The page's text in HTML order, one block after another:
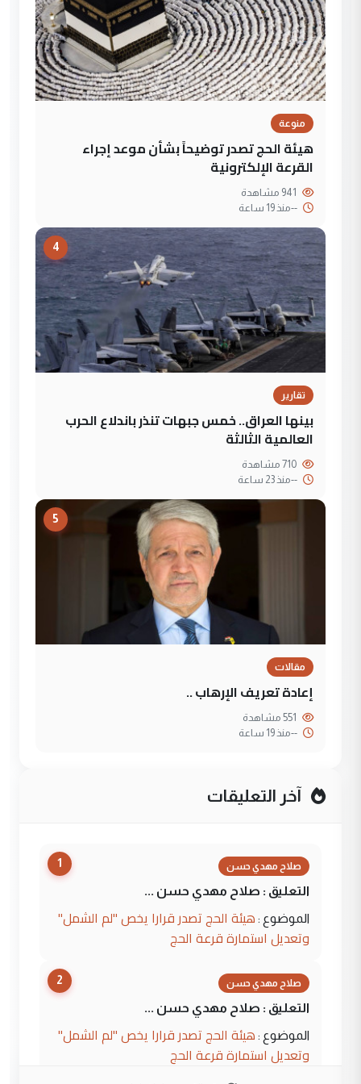
منوعة
هيئة الحج تصدر توضيحاً بشأن موعد إجراء
القرعة الإلكترونية
--منذ 19 ساعة
4
تقارير
بينها العراق.. خمس جبهات تنذر باندلاع الحرب
العالمية الثالثة
--منذ 23 ساعة
5
مقالات
إعادة تعريف الإرهاب ..
--منذ 19 ساعة
آخر التعليقات
1 صلاح مهدي حسن
التعليق : صلاح مهدي حسن ...
الموضوع : هيئة الحج تصدر قرارا يخص "لم الشمل"
وتعديل استمارة قرعة الحج
2 صلاح مهدي حسن
التعليق : صلاح مهدي حسن ...
الموضوع : هيئة الحج تصدر قرارا يخص "لم الشمل"
وتعديل استمارة قرعة الحج